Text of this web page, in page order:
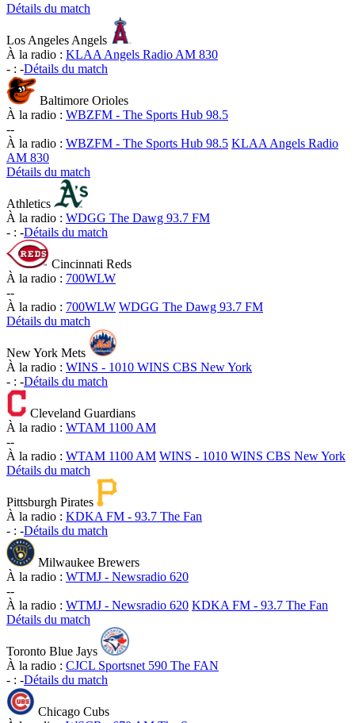
Détails du match
Los Angeles Angels
À la radio : KLAA Angels Radio AM 830
- : -Détails du match
Baltimore Orioles
À la radio : WBZFM - The Sports Hub 98.5
--
À la radio : WBZFM - The Sports Hub 98.5 KLAA Angels Radio
AM 830
Détails du match
Athletics
À la radio : WDGG The Dawg 93.7 FM
- : -Détails du match
Cincinnati Reds
À la radio : 700WLW
--
À la radio : 700WLW WDGG The Dawg 93.7 FM
Détails du match
New York Mets
À la radio : WINS - 1010 WINS CBS New York
- : -Détails du match
Cleveland Guardians
À la radio : WTAM 1100 AM
--
À la radio : WTAM 1100 AM WINS - 1010 WINS CBS New York
Détails du match
Pittsburgh Pirates
À la radio : KDKA FM - 93.7 The Fan
- : -Détails du match
Milwaukee Brewers
À la radio : WTMJ - Newsradio 620
--
À la radio : WTMJ - Newsradio 620 KDKA FM - 93.7 The Fan
Détails du match
Toronto Blue Jays
À la radio : CJCL Sportsnet 590 The FAN
- : -Détails du match
Chicago Cubs